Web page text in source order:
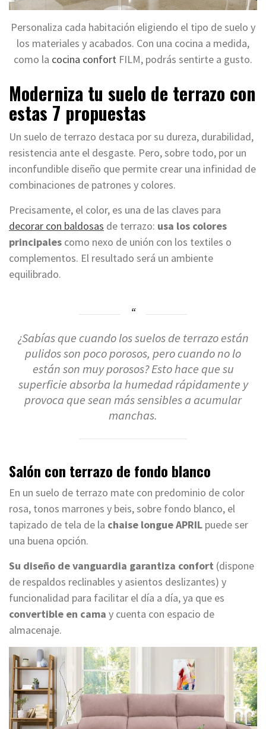
Personaliza cada habitación eligiendo el tipo de suelo y
los materiales y acabados. Con una cocina a medida,
como la cocina confort FILM, podrás sentirte a gusto.
Moderniza tu suelo de terrazo con
estas 7 propuestas
Un suelo de terrazo destaca por su dureza, durabilidad,
resistencia ante el desgaste. Pero, sobre todo, por un
inconfundible diseño que permite crear una infinidad de
combinaciones de patrones y colores.
Precisamente, el color, es una de las claves para
decorar con baldosas de terrazo: usa los colores
principales como nexo de unión con los textiles o
complementos. El resultado será un ambiente
equilibrado.
¿Sabías que cuando los suelos de terrazo están
pulidos son poco porosos, pero cuando no lo
están son muy porosos? Esto hace que su
superficie absorba la humedad rápidamente y
provoca que sean más sensibles a acumular
manchas.
Salón con terrazo de fondo blanco
En un suelo de terrazo mate con predominio de color
rosa, tonos marrones y beis, sobre fondo blanco, el
tapizado de tela de la chaise longue APRIL puede ser
una buena opción.
Su diseño de vanguardia garantiza confort (dispone
de respaldos reclinables y asientos deslizantes) y
funcionalidad para facilitar el día a día, ya que es
convertible en cama y cuenta con espacio de
almacenaje.